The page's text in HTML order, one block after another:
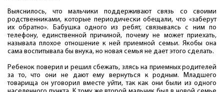
Выяснилось, что мальчики поддерживают связь со своими
родственниками, которые периодически обещали, что «заберут
их обратно». Бабушка одного из ребят, связываясь с ним по
телефону, единственной причиной, почему не может приехать,
называла плохое отношение к ней приемной семьи. Якобы она
сама воспитывала бы внука, но новая семья не дает этого сделать.
Ребенок поверил и решил сбежать, злясь на приемных родителей
за то, что они не дают ему вернуться к родным. Младшего
товарища он уговорил вместе уйти, так как они были из одного